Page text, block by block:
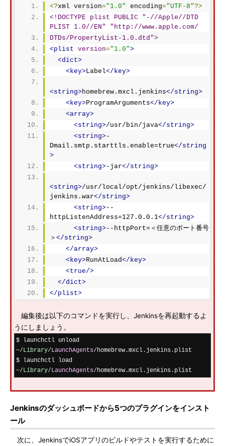
<?xml version="1.0" encoding="UTF-8"?>
<!DOCTYPE plist PUBLIC "-//Apple//DTD
PLIST 1.0//EN" "http://www.apple.com/
DTDs/PropertyList-1.0.dtd">
<plist version="1.0">
<dict>
<key>Label</key>
<string>homebrew.mxcl.jenkins</string>
<key>ProgramArguments</key>
<array>
<string>/usr/bin/java</string>
<string> -
Dmail.smtp.starttls.enable=true</string
>
<string> -jar</string>
<string>/usr/local/opt/jenkins/libexec/
jenkins.war</string>
<string> --
httpListenAddress=127.0.0.1</string>
<string> --httpPort=＜任意のポート番号
＞ </string>
</array>
<key>RunAtLoad</key>
<true/>
</dict>
</plist>
編集後は以下のコマンドを実行し、Jenkinsを再起動するよ
うにしましょう。
~/Library/LaunchAgents/homebrew .mxcl . jenkins . plist
~/Library/LaunchAgents/homebrew .mxcl . jenkins . plist
Jenkinsのダッシュボードから5つのプラグインをインスト
ール
次に、JenkinsでiOSアプリのビルドやテストを実行するために